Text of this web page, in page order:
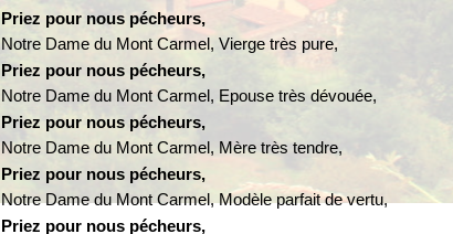
Priez pour nous pécheurs,
Notre Dame du Mont Carmel, Vierge très pure,
Priez pour nous pécheurs,
Notre Dame du Mont Carmel, Epouse très dévouée,
Priez pour nous pécheurs,
Notre Dame du Mont Carmel, Mère très tendre,
Priez pour nous pécheurs,
Notre Dame du Mont Carmel, Modèle parfait de vertu,
Priez pour nous pécheurs,